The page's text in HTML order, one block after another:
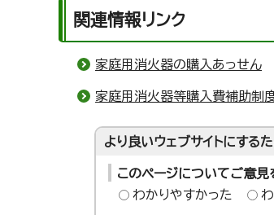
関連情報リンク
家庭用消火器の購入あっせん
家庭用消火器等購入費補助制
より良いウェブサイトにする
このページについてご意
わかりやすかった